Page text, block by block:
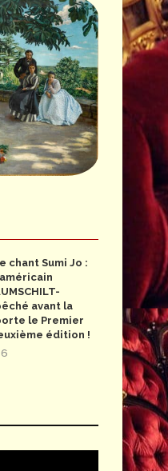
chant Sumi Jo :
avant la
le Premier
édition !